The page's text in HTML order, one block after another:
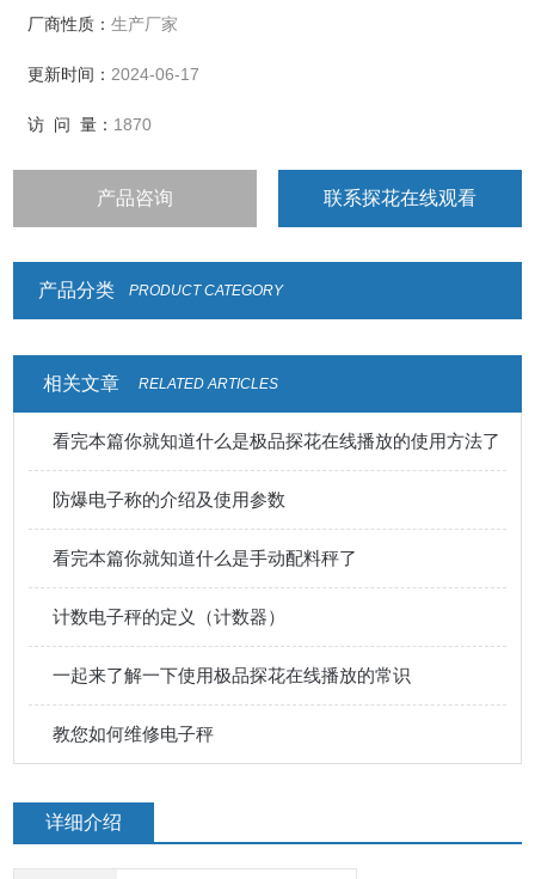
厂商性质：生产厂家
更新时间： 2024-06-17
访 问 量： 1870
产品咨询 联系探花在线观看
产品分类 PRODUCT CATEGORY
相关文章 RELATED ARTICLES
看完本篇你就知道什么是极品探花在线播放的使用方法了
防爆电子称的介绍及使用参数
看完本篇你就知道什么是手动配料秤了
计数电子秤的定义（计数器）
一起来了解一下使用极品探花在线播放的常识
教您如何维修电子秤
详细介绍